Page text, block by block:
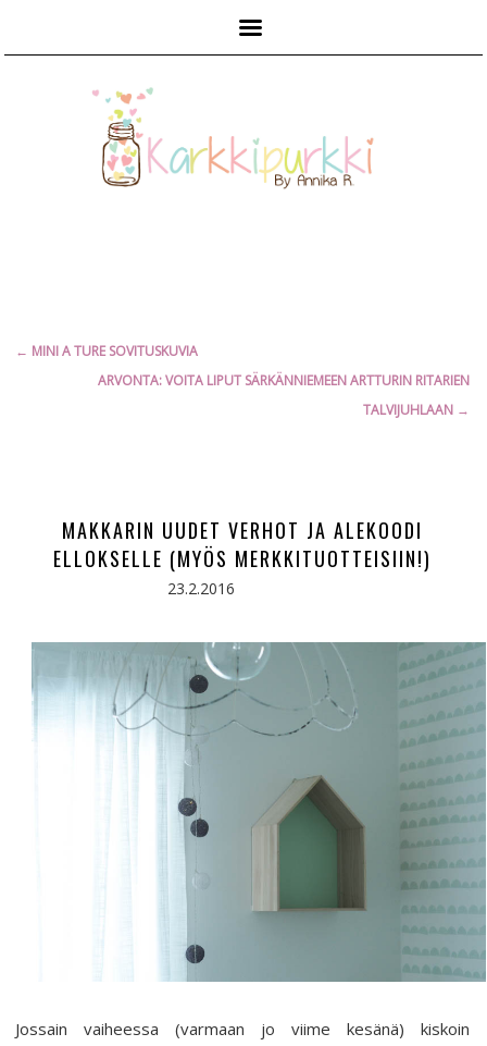
Artikkelien
← MINI A TURE SOVITUSKUVIA
ARVONTA: VOITA LIPUT SÄRKÄNNIEMEEN ARTTURIN RITARIEN
TALVIJUHLAAN →
MAKKARIN UUDET VERHOT JA ALEKOODI
ELLOKSELLE (MYÖS MERKKITUOTTEISIIN!)
23.2.2016
Jossain vaiheessa (varmaan jo viime kesänä) kiskoin